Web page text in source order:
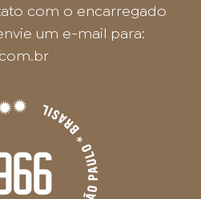
com o encarregado
um e-mail para: